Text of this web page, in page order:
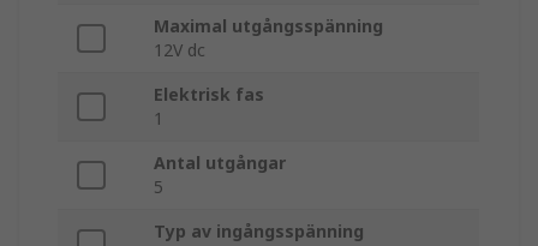
Maximal utgångsspänning
12V dc
Elektrisk fas
1
Antal utgångar
5
Typ av ingångsspänning